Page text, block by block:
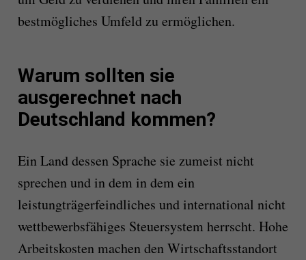
bestmögliches Umfeld zu ermöglichen.
Warum sollten sie
ausgerechnet nach
Deutschland kommen?
Ein Land dessen Sprache sie zumeist nicht
sprechen und in dem in dem ein
leistungträgerfeindliches und international nicht
wettbewerbsfähiges Steuersystem herrscht. Hohe
Arbeitskosten machen den Wirtschaftsstandort